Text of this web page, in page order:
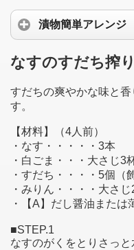
漬物簡単アレンジ
なすのすだち搾
すだちの爽やかな味と
す。
【材料】（4人前）
・なす・・・・・3本
・白ごま・・・大さじ3
・すだち・・・・5個（
・みりん・・・・大さ
・【A】だし醤油また
■STEP.1
なすのがくをとりさっと